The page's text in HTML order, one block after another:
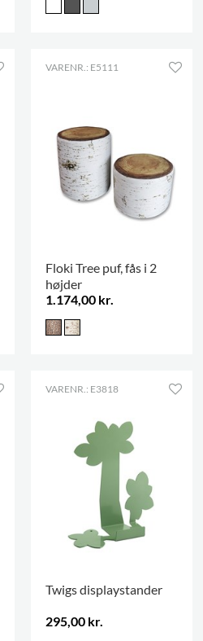
VARENR.: E5111
Floki Tree puf, fås i 2
højder
1.174,00 kr.
VARENR.: E3818
Twigs displaystander
295,00 kr.